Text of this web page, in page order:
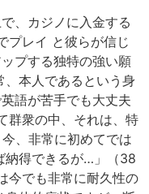
、カジノに入金する
プレイ と彼らが信じ
プする独特の強い願
本人であるという身
語が苦手でも大丈夫
群衆の中、それは、特
、非常に初めてでは
納得できるが…」（38
今でも非常に耐久性の